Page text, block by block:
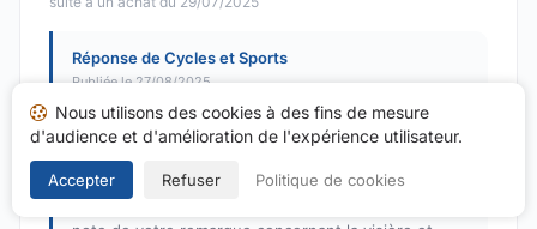
Réponse de Cycles et Sports
Publiée le 27/08/2025
Bonjour Franck,
Merci beaucoup pour votre retour et votre
évaluation de 4/5. Nous sommes ravis d’apprendre
Nous utilisons des cookies à des fins de mesure
d'audience et d'amélioration de l'expérience utilisateur.
Accepter Refuser Politique de cookies